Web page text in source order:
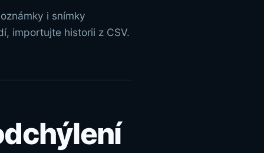
i snímky
importujte historii z CSV.